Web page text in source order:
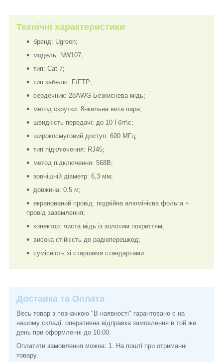
Технічні характеристики
бренд: Ugreen;
модель: NW107;
тип: Cat 7;
тип кабелю: F/FTP;
сердечник: 28AWG Безкиснева мідь;
метод скрутки: 8-жильна вита пара;
швидкість передачі: до 10 Гбіт\c;
широкосмуговий доступ: 600 МГц;
тип підключення: RJ45;
метод підключення: 568B;
зовнішній діаметр: 6,3 мм;
довжина: 0.5 м;
екранований провід: подвійна алюмінієва фольга +
провід заземлення;
конектор: чиста мідь із золотим покриттям;
висока стійкість до радіоперешкод;
сумісність зі старшими стандартами.
Доставка та Оплата
Весь товар з позначкою "В наявності" гарантовано є на
нашому складі, оперативна відправка замовлення в той же
день при оформленні до 16:00.
Оплатити замовлення можна: 1. На пошті при отриманні
товару.